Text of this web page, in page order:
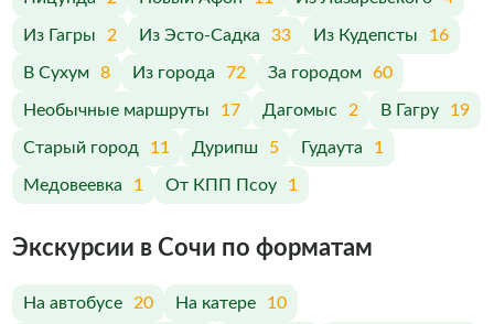
Из Гагры 2 Из Эсто-Садка 33 Из Кудепсты 16
В Сухум 8 Из города 72 За городом 60
Необычные маршруты 17 Дагомыс 2 В Гагру 19
Старый город 11 Дурипш 5 Гудаута 1
Медовеевка 1 От КПП Псоу 1
Экскурсии в Сочи по форматам
На автобусе 20 На катере 10